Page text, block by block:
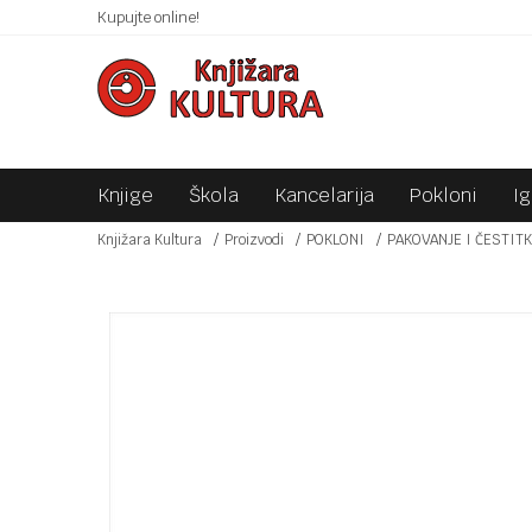
Kupujte online!SIGURNO PLAĆANJE PLATNIM KARTICAMA!
Knjige Škola Kancelarija Pokloni
Knjižara Kultura Proizvodi POKLONI PAKOVANJE I